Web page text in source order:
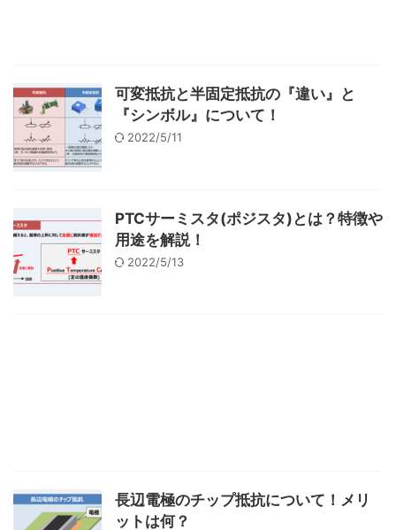
可変抵抗と半固定抵抗の『違い』と
『シンボル』について！
2022/5/11
PTCサーミスタ(ポジスタ)とは？特徴や
用途を解説！
2022/5/13
長辺電極のチップ抵抗について！メリ
ットは何？